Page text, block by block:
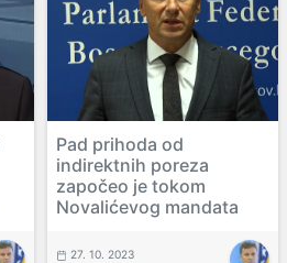
Pad prihoda od
indirektnih poreza
započeo je tokom
Novalićevog mandata
27. 10. 2023